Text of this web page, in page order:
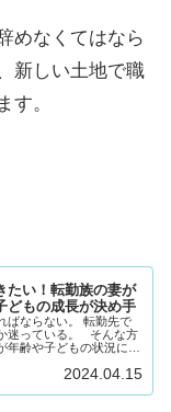
めなくてはなら
新しい土地で職
す。
たい！転勤族の妻が
どもの成長が決め手
ばならない。 転勤先で
迷っている。 そんな方
齢や子どもの状況に応
に働くのが当たり...
2024.04.15